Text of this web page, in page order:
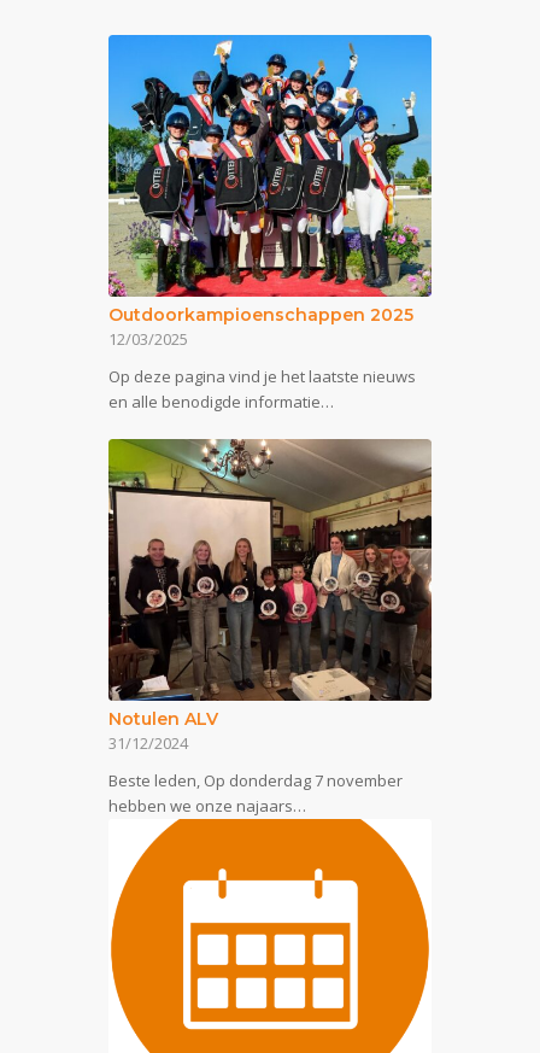
Outdoorkampioenschappen 2025
12/03/2025
Op deze pagina vind je het laatste nieuws
en alle benodigde informatie…
Notulen ALV
31/12/2024
Beste leden, Op donderdag 7 november
hebben we onze najaars…